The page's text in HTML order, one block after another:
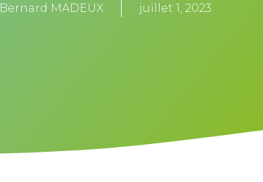
Bernard MADEUX juillet 1, 2023